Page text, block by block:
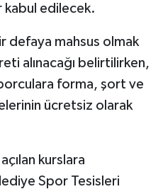
kabul edilecek.
defaya mahsus olmak
alınacağı belirtilirken,
forma, şort ve
ücretsiz olarak
kurslara
Spor Tesisleri